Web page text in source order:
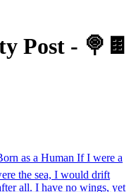
Post - 🍭🍫
as a Human If I were a
the sea, I would drift
all. I have no wings, yet